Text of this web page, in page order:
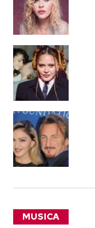
MUSICA